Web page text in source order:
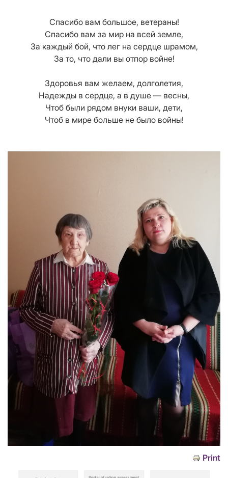
Спасибо вам большое, ветераны!
Спасибо вам за мир на всей земле,
За каждый бой, что лег на сердце шрамом,
За то, что дали вы отпор войне!
Здоровья вам желаем, долголетия,
Надежды в сердце, а в душе — весны,
Чтоб были рядом внуки ваши, дети,
Чтоб в мире больше не было войны!
Print